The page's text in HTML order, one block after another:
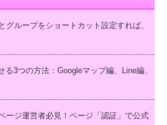
グループをショートカット設定すれば、
る3つの方法：Googleマップ編、Line編、
ージ運営者必見！ページ「認証」で公式